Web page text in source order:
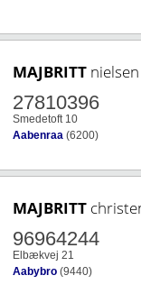
MAJBRITT nielsen
27810396
Smedetoft 10
Aabenraa (6200)
MAJBRITT
96964244
Elbækvej 21
Aabybro (9440)